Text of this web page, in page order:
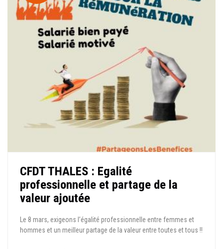
CFDT THALES : Egalité
professionnelle et partage de la
valeur ajoutée
Le 8 mars, exigeons l’égalité professionnelle entre femmes et
hommes et un meilleur partage de la valeur entre toutes et tous !!